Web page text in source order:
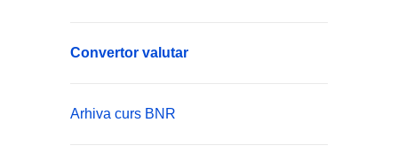
Convertor valutar
Arhiva curs BNR